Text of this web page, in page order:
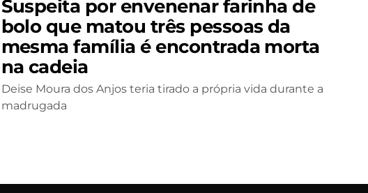
Suspeita por envenenar farinha de
bolo que matou três pessoas da
mesma família é encontrada morta
na cadeia
Deise Moura dos Anjos teria tirado a própria vida durante a
madrugada